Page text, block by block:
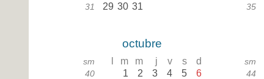
31 29 30 31 35
octubre
sm m m j v s d
40 1 2 3 4 5 6
sm
44